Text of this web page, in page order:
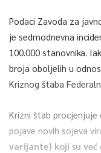
Podaci Zavoda za
je sedmodnevna
100.000 stanovnika.
broja oboljelih u
Kriznog štaba
Krizni štab
pojave novih sojeva
varijante) koji su